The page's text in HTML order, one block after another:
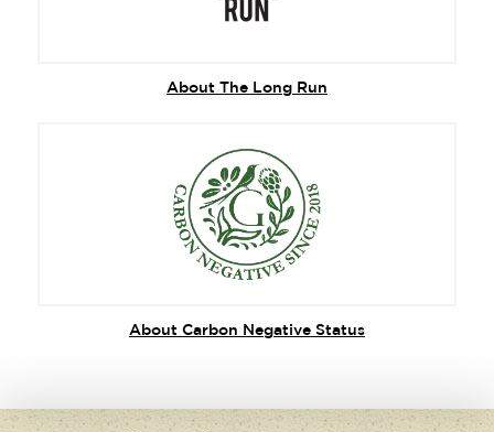
About The Long Run
About Carbon Negative Status